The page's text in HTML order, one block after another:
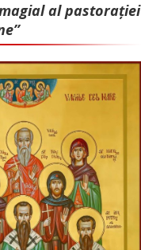
al pastorației